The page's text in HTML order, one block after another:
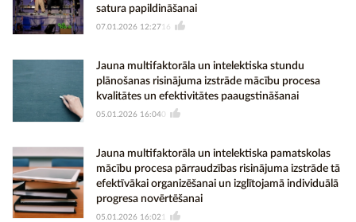
satura papildināšanai
07.01.2026 12:2716
Jauna multifaktorāla un intelektiska stundu
plānošanas risinājuma izstrāde mācību procesa
kvalitātes un efektivitātes paaugstināšanai
05.01.2026 16:040
Jauna multifaktorāla un intelektiska pamatskolas
mācību procesa pārraudzības risinājuma izstrāde tā
efektīvākai organizēšanai un izglītojamā individuālā
progresa novērtēšanai
05.01.2026 16:02 1